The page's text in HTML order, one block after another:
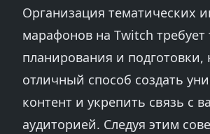
Организация тематических
марафонов на Twitch требует
планирования и подготовки,
отличный способ создать
контент и укрепить связь с
аудиторией. Следуя этим